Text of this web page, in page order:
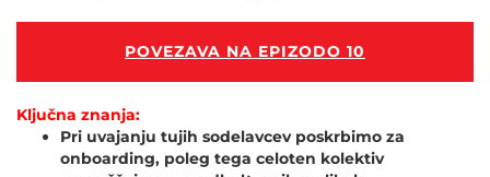
POVEZAVA NA EPIZODO 10
Ključna znanja:
Pri uvajanju tujih sodelavcev poskrbimo za
onboarding, poleg tega celoten kolektiv